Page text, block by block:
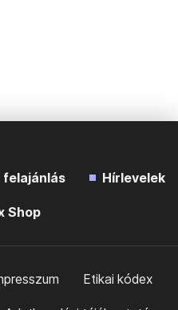
felajánlás Hírlevelek
Shop
Etikai kódex